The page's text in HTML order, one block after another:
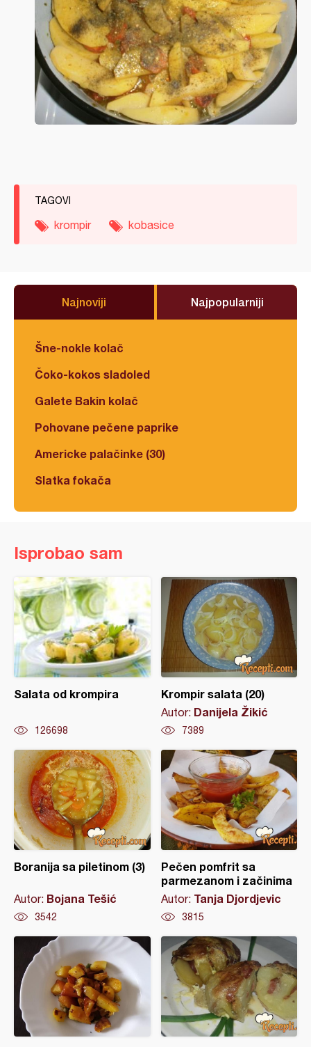
TAGOVI
krompir kobasice
Najnoviji Najpopularniji
Šne-nokle kolač
Čoko-kokos sladoled
Galete Bakin kolač
Pohovane pečene paprike
Americke palačinke (30)
Slatka fokača
Isprobao sam
Salata od krompira
126698
Krompir salata (20)
Autor: Danijela Žikić
7389
Boranija sa piletinom (3)
Autor: Bojana Tešić
3542
Pečen pomfrit sa
parmezanom i začinima
Autor: Tanja Djordjevic
3815